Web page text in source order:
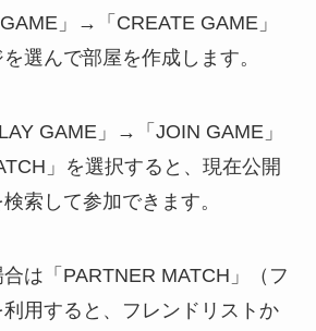
」→「CREATE GAME」
選んで部屋を作成します。
GAME」→「JOIN GAME」
」を選択すると、現在公開
索して参加できます。
は「PARTNER MATCH」（フ
用すると、フレンドリストか